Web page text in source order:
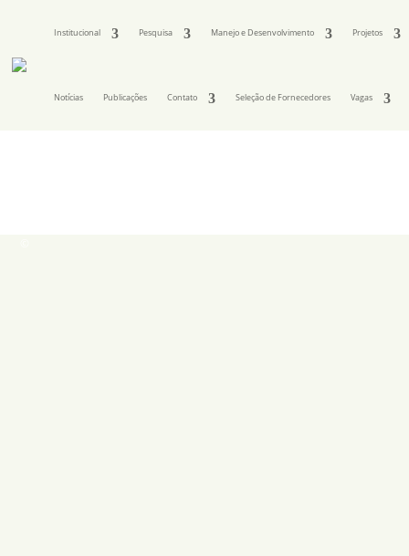
Institucional Pesquisa Manejo e Desenvolvimento Projetos
Notícias Publicações Contato Seleção de Fornecedores Vagas